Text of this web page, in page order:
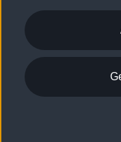
garanzia fino a 4
acquisto.